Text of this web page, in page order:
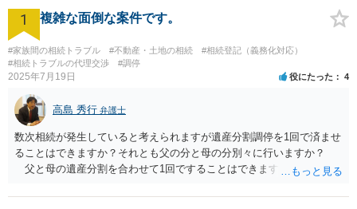
1 複雑な面倒な案件です。
#家族間の相続トラブル #不動産・土地の相続
#相続登記（義務化対応）
#相続トラブルの代理交渉
#調停
2025年7月19日 役にたった 4
高島 秀行 弁護士
数次相続が発生していると考えられますが遺産分割調停を1回で済ませ
ることはできますか？それとも父の分と母の分別々に行いますか？
父と母の遺産分割を合わせて1回ですることはできます。 お金がな
ょうか？ 兄が無視している理由は関わりなくない、もしくは嫌がら